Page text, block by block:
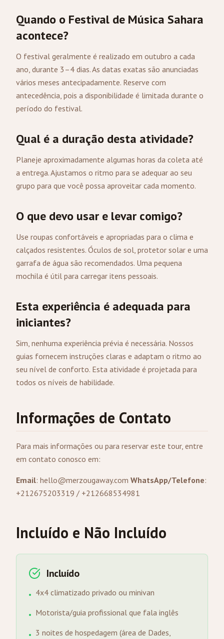
Quando o Festival de Música Sahara
acontece?
O festival geralmente é realizado em outubro a cada
ano, durante 3–4 dias. As datas exatas são anunciadas
vários meses antecipadamente. Reserve com
antecedência, pois a disponibilidade é limitada durante o
período do festival.
Qual é a duração desta atividade?
Planeje aproximadamente algumas horas da coleta até
a entrega. Ajustamos o ritmo para se adequar ao seu
grupo para que você possa aproveitar cada momento.
O que devo usar e levar comigo?
Use roupas confortáveis e apropriadas para o clima e
calçados resistentes. Óculos de sol, protetor solar e uma
garrafa de água são recomendados. Uma pequena
mochila é útil para carregar itens pessoais.
Esta experiência é adequada para
iniciantes?
Sim, nenhuma experiência prévia é necessária. Nossos
guias fornecem instruções claras e adaptam o ritmo ao
seu nível de conforto. Esta atividade é projetada para
todos os níveis de habilidade.
Informações de Contato
Para mais informações ou para reservar este tour, entre
em contato conosco em:
Email: hello@merzougaway.com WhatsApp/Telefone:
+212675203319 / +212668534981
Incluído e Não Incluído
Incluído
• 4x4 climatizado privado ou minivan
• Motorista/guia profissional que fala inglês
• 3 noites de hospedagem (área de Dades,